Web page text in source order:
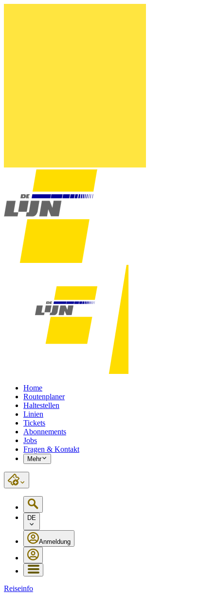
Home
Routenplaner
Haltestellen
Linien
Tickets
Abonnements
Jobs
Fragen & Kontakt
Mehr
DE
Anmeldung
Reiseinfo